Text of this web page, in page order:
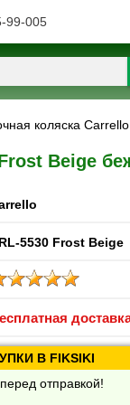
99-005
коляска
Beige
5530 Frost Beige
В FIKSIKI
отправкой!